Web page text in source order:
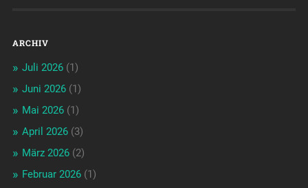
ARCHIV
Juli 2026(1)
Juni 2026(1)
Mai 2026(1)
April 2026(3)
März 2026(2)
Februar 2026(1)